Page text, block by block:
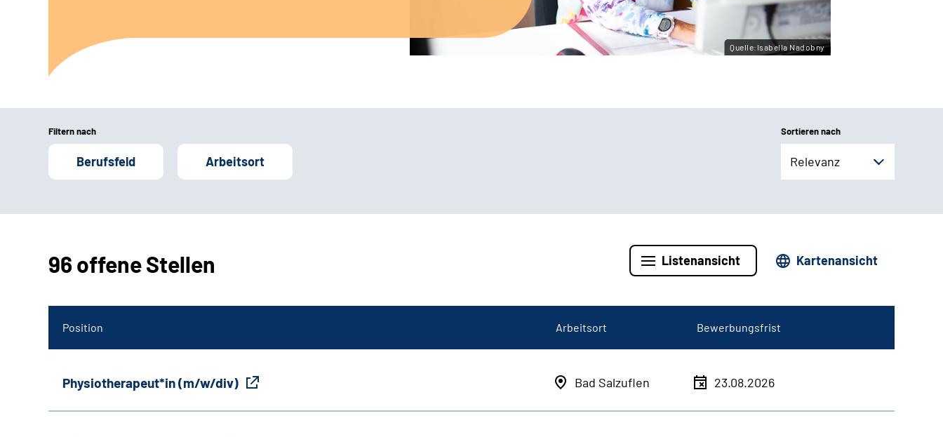
Quelle:Isabella Nadobny
Filtern nach
Berufsfeld Arbeitsort
Sortieren nach
Relevanz
96 offene Stellen Listenansicht Kartenansicht
Position Arbeitsort Bewerbungsfrist
Physiotherapeut*in (m/w/div) Bad Salzuflen 23.08.2026